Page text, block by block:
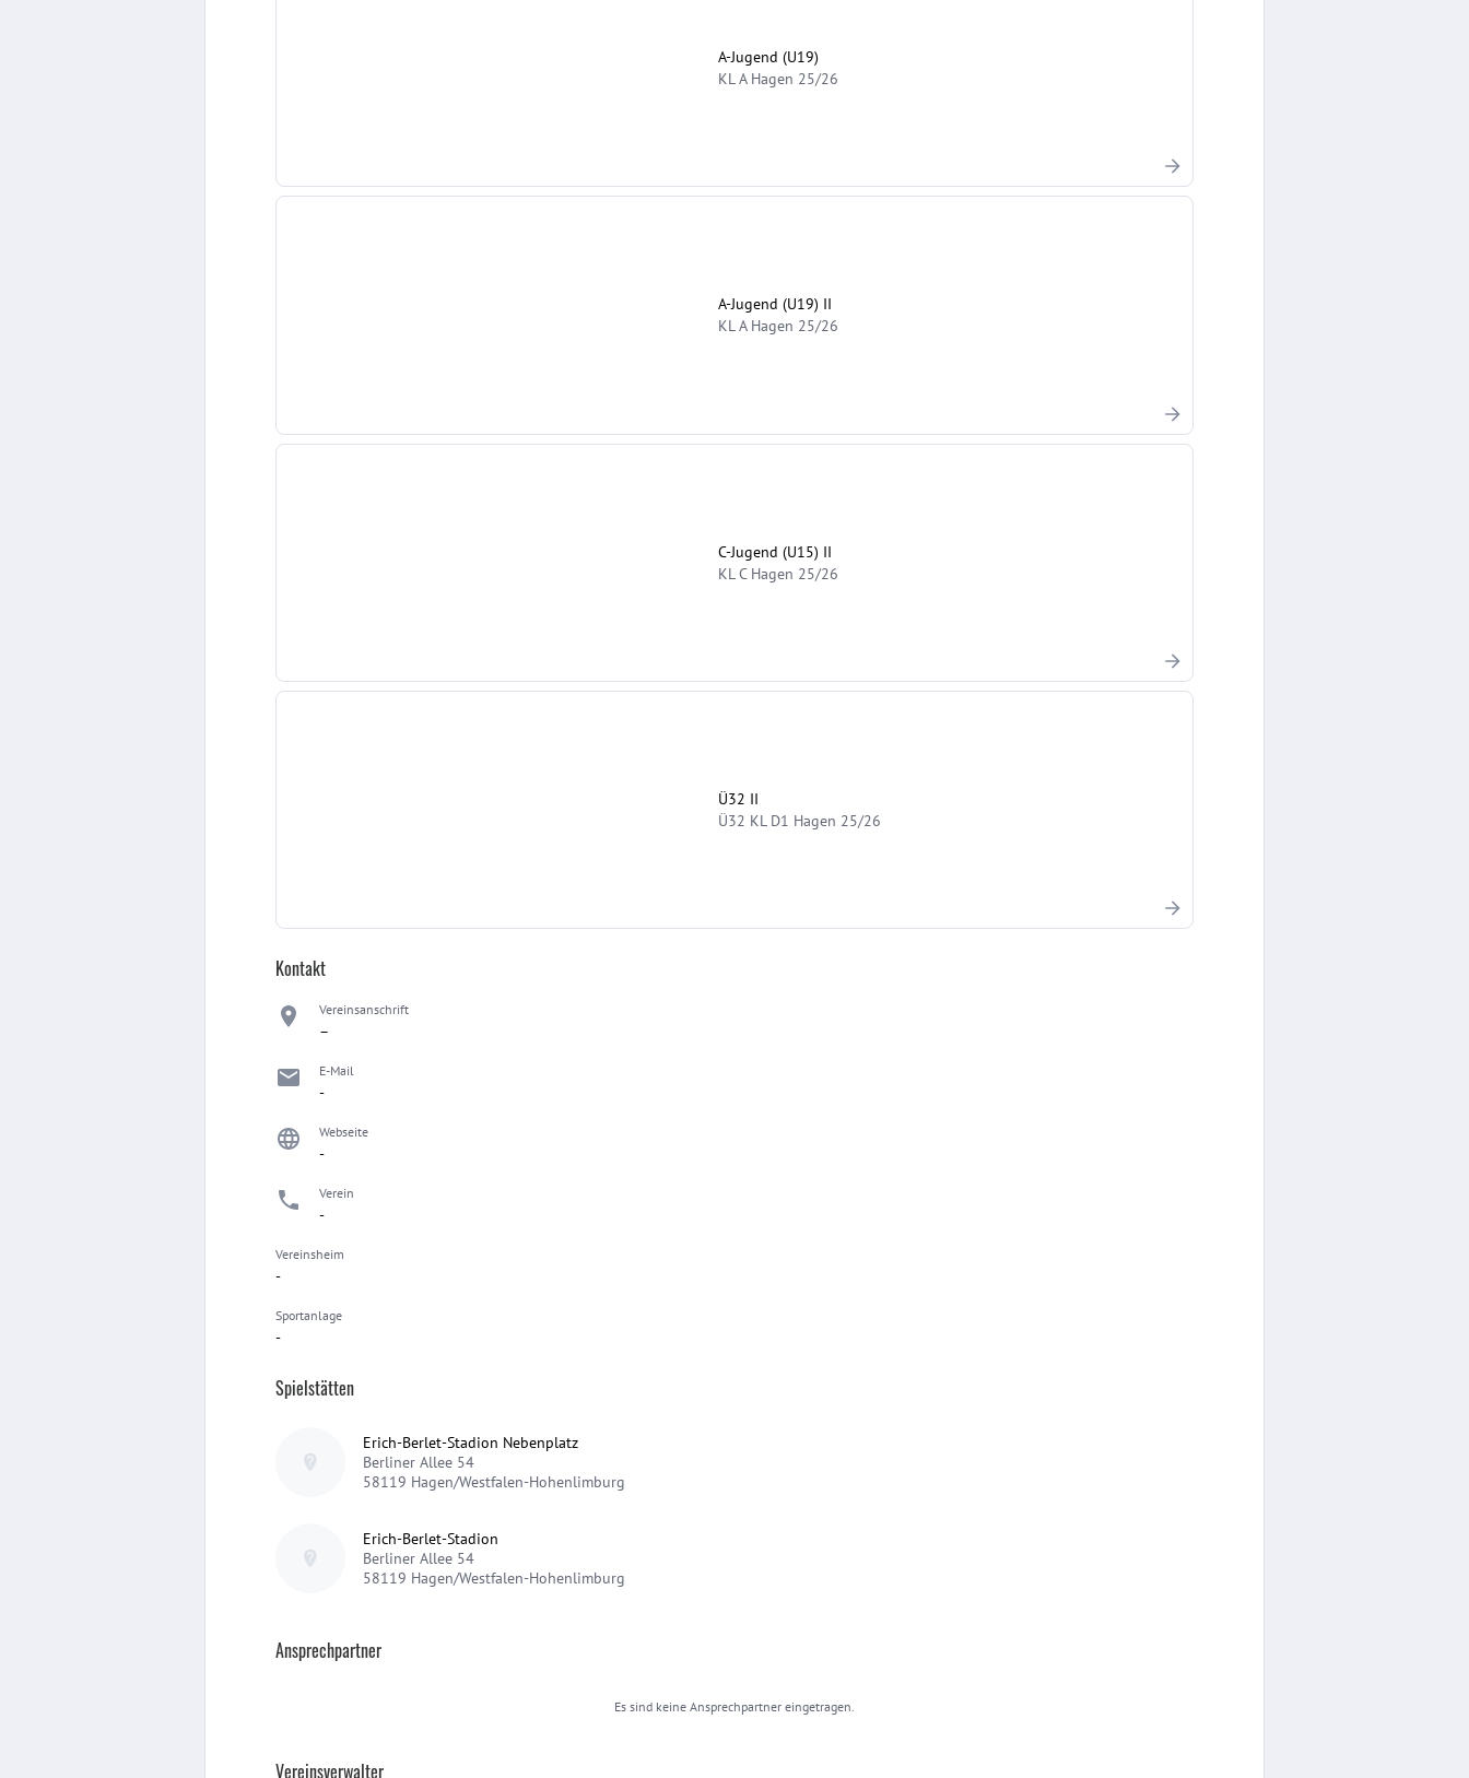
A-Jugend (U19)
KL A Hagen 25/26
A-Jugend (U19) II
KL A Hagen 25/26
C-Jugend (U15) II
KL C Hagen 25/26
Ü32 II
Ü32 KL D1 Hagen 25/26
Kontakt
Vereinsanschrift
–
E-Mail
-
Webseite
-
Verein
-
Vereinsheim
-
Sportanlage
-
Spielstätten
Erich-Berlet-Stadion Nebenplatz
Berliner Allee 54
58119 Hagen/Westfalen-Hohenlimburg
Erich-Berlet-Stadion
Berliner Allee 54
58119 Hagen/Westfalen-Hohenlimburg
Ansprechpartner
Es sind keine Ansprechpartner eingetragen.
Vereinsverwalter